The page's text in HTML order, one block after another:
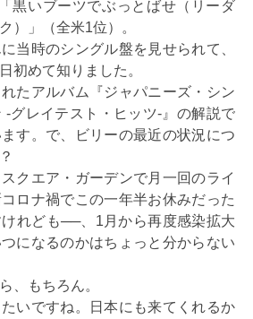
黒いブーツでぶっとばせ（リーダ
）」（全米1位）。
当時のシングル盤を見せられて、
初めて知りました。
れたアルバム『ジャパニーズ・シン
-グレイテスト・ヒッツ-』の解説で
す。で、ビリーの最近の状況につ
スクエア・ガーデンで月一回のライ
ロナ禍でこの一年半お休みだった
れども──、1月から再度感染拡大
になるのかはちょっと分からない
、もちろん。
たいですね。日本にも来てくれるか